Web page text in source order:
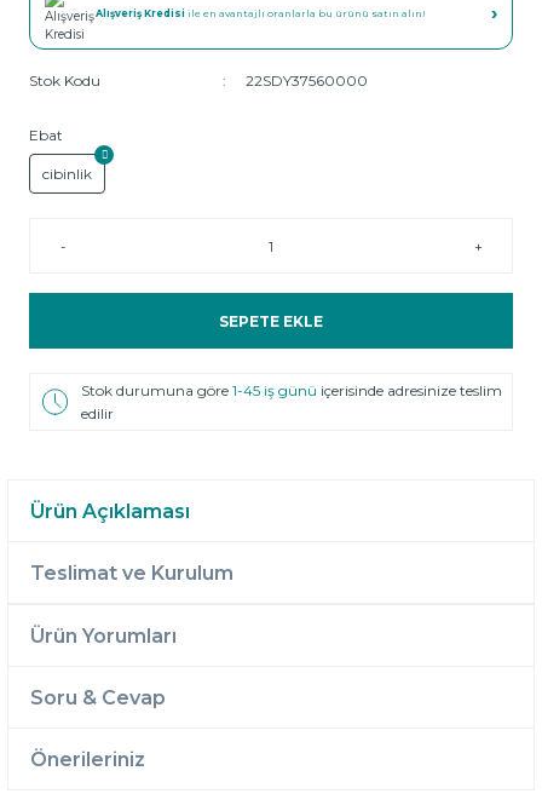
Alışveriş Kredisi ile en avantajlı oranlarla bu ürünü satın alın! ›
Stok Kodu 22SDY37560000
Ebat
cibinlik
- +
SEPETE EKLE
Stok durumuna göre1-45 iş günü içerisinde adresinize teslim
edilir
Ürün Açıklaması
Teslimat ve Kurulum
Ürün Yorumları
Soru & Cevap
Önerileriniz